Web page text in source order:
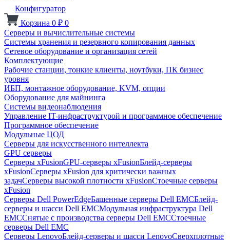
Конфигуратор
Корзина 0 ₽ 0
Серверы и вычислительные системы
Системы хранения и резервного копирования данных
Сетевое оборудование и организация сетей
Комплектующие
Рабочие станции, тонкие клиенты, ноутбуки, ПК бизнес
уровня
ИБП, монтажное оборудование, KVM, опции
Оборудование для майнинга
Системы видеонаблюдения
Управление IT-инфраструктурой и программное обеспечение
Программное обеспечение
Модульные ЦОД
Серверы для искусственного интеллекта
GPU серверы
Серверы xFusionGPU-серверы xFusionБлейд-серверы
xFusionСерверы xFusion для критически важных
задачСерверы высокой плотности xFusionСтоечные серверы
xFusion
Серверы Dell PowerEdgeБашенные серверы Dell EMCБлейд-
серверы и шасси Dell EMCМодульная инфраструктура Dell
EMCСнятые с производства серверы Dell EMCСтоечные
серверы Dell EMC
Серверы LenovoБлейд-серверы и шасси LenovoСверхплотные